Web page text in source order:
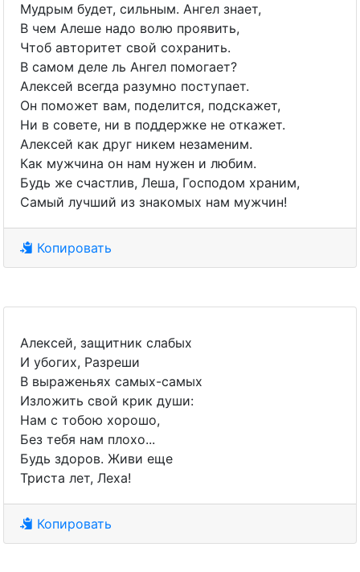
Мудрым будет, сильным. Ангел знает,
В чем Алеше надо волю проявить,
Чтоб авторитет свой сохранить.
В самом деле ль Ангел помогает?
Алексей всегда разумно поступает.
Он поможет вам, поделится, подскажет,
Ни в совете, ни в поддержке не откажет.
Алексей как друг никем незаменим.
Как мужчина он нам нужен и любим.
Будь же счастлив, Леша, Господом храним,
Самый лучший из знакомых нам мужчин!
Копировать
Алексей, защитник слабых
И убогих, Разреши
В выраженьях самых-самых
Изложить свой крик души:
Нам с тобою хорошо,
Без тебя нам плохо...
Будь здоров. Живи еще
Триста лет, Леха!
Копировать